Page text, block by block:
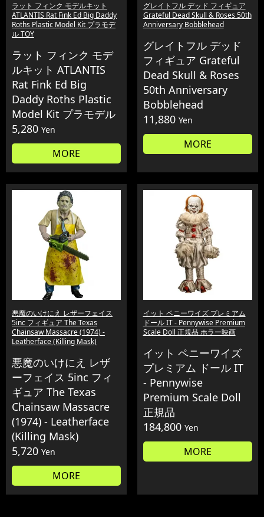
ラット フィンク モデルキット
ATLANTIS Rat Fink Ed Big Daddy
Roths Plastic Model Kit プラモデ
ル TOY
ラット フィンク モデ
ルキット ATLANTIS
Rat Fink Ed Big
Daddy Roths Plastic
Model Kit プラモデル
5,280 Yen
MORE
グレイトフル デッド フィギュア
Grateful Dead Skull & Roses 50th
Anniversary Bobblehead
グレイトフル デッド
フィギュア Grateful
Dead Skull & Roses
50th Anniversary
Bobblehead
11,880 Yen
MORE
悪魔のいけにえ レザーフェイス
5inc フィギュア The Texas
Chainsaw Massacre (1974) -
Leatherface (Killing Mask)
悪魔のいけにえ レザ
ーフェイス 5inc フィ
ギュア The Texas
Chainsaw Massacre
(1974) - Leatherface
(Killing Mask)
5,720 Yen
MORE
イット ペニーワイズ プレミアム
ドール IT - Pennywise Premium
Scale Doll 正規品 ホラー映画
イット ペニーワイズ
プレミアム ドール IT
- Pennywise
Premium Scale Doll
正規品
184,800 Yen
MORE